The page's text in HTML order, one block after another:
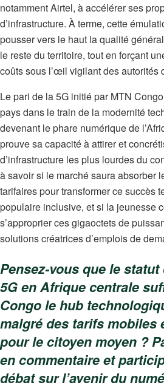
notamment Airtel, à accélérer ses
d’infrastructure. À terme, cette
pousser vers le haut la qualité
le reste du territoire, tout en forçant
coûts sous l’œil vigilant des autorités
Le pari de la 5G initié par MTN
pays dans le train de la modernité
devenant le phare numérique de
prouve sa capacité à attirer et
d’infrastructure les plus lourdes du
à savoir si le marché saura absorber
tarifaires pour transformer ce succès
populaire inclusive, et si la jeunesse
s’approprier ces gigaoctets de
solutions créatrices d’emplois de
Pensez-vous que le
5G en Afrique centrale
Congo le hub
malgré des tarifs mobiles
pour le citoyen moyen ?
en commentaire et
débat sur l’avenir du